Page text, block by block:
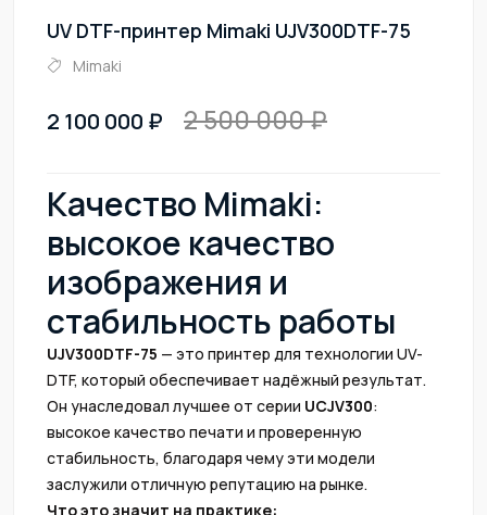
UV DTF-принтер Mimaki UJV300DTF-75
Mimaki
2 100 000 2 500 000
Качество Mimaki:
высокое качество
изображения и
стабильность работы
UJV300DTF-75 — это принтер для технологии UV-
DTF, который обеспечивает надёжный результат.
Он унаследовал лучшее от серии UCJV300:
высокое качество печати и проверенную
стабильность, благодаря чему эти модели
заслужили отличную репутацию на рынке.
Что это значит на практике: